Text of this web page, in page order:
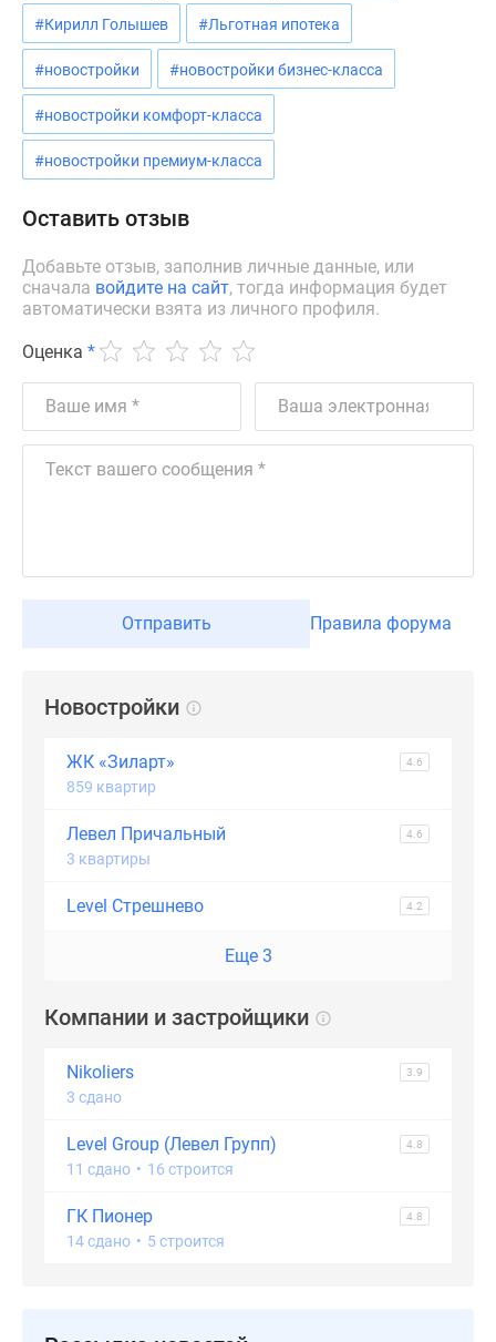
#Кирилл Голышев #Льготная ипотека
#новостройки #новостройки бизнес-класса
#новостройки комфорт-класса
#новостройки премиум-класса
Оставить отзыв
Добавьте отзыв, заполнив личные данные, или
сначала войдите на сайт, тогда информация будет
автоматически взята из личного профиля.
Оценка *
Отправить Правила форума
Новостройки
ЖК «Зиларт» 4.6
859 квартир
Левел Причальный 4.6
3 квартиры
Level Стрешнево 4.2
Еще 3
Компании и застройщики
Nikoliers 3.9
3 сдано
Level Group (Левел Групп) 4.8
11 сдано • 16 строится
ГК Пионер 4.8
14 сдано • 5 строится